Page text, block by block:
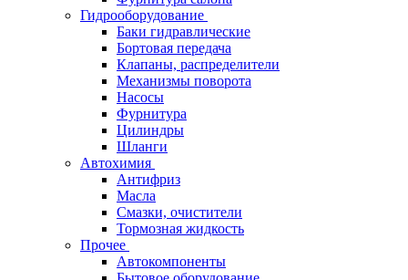
Гидрооборудование
Баки гидравлические
Бортовая передача
Клапаны, распределители
Механизмы поворота
Насосы
Фурнитура
Цилиндры
Шланги
Автохимия
Антифриз
Масла
Смазки, очистители
Тормозная жидкость
Прочее
Автокомпоненты